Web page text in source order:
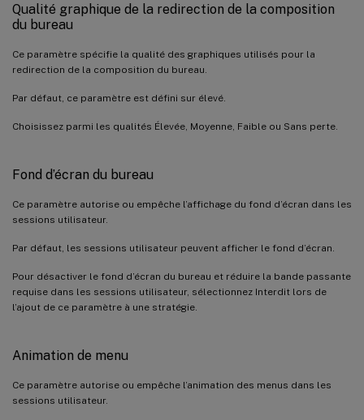
Qualité graphique de la redirection de la composition
du bureau
Ce paramètre spécifie la qualité des graphiques utilisés pour la
redirection de la composition du bureau.
Par défaut, ce paramètre est défini sur élevé.
Choisissez parmi les qualités Élevée, Moyenne, Faible ou Sans perte.
Fond d’écran du bureau
Ce paramètre autorise ou empêche l’affichage du fond d’écran dans les
sessions utilisateur.
Par défaut, les sessions utilisateur peuvent afficher le fond d’écran.
Pour désactiver le fond d’écran du bureau et réduire la bande passante
requise dans les sessions utilisateur, sélectionnez Interdit lors de
l’ajout de ce paramètre à une stratégie.
Animation de menu
Ce paramètre autorise ou empêche l’animation des menus dans les
sessions utilisateur.